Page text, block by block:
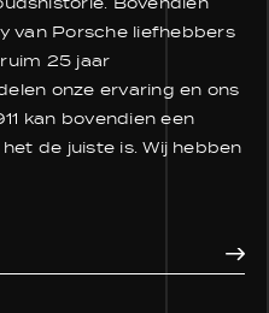
Bovendien
van Porsche liefhebbers
25 jaar
onze ervaring en ons
kan bovendien een
de juiste is. Wij hebben